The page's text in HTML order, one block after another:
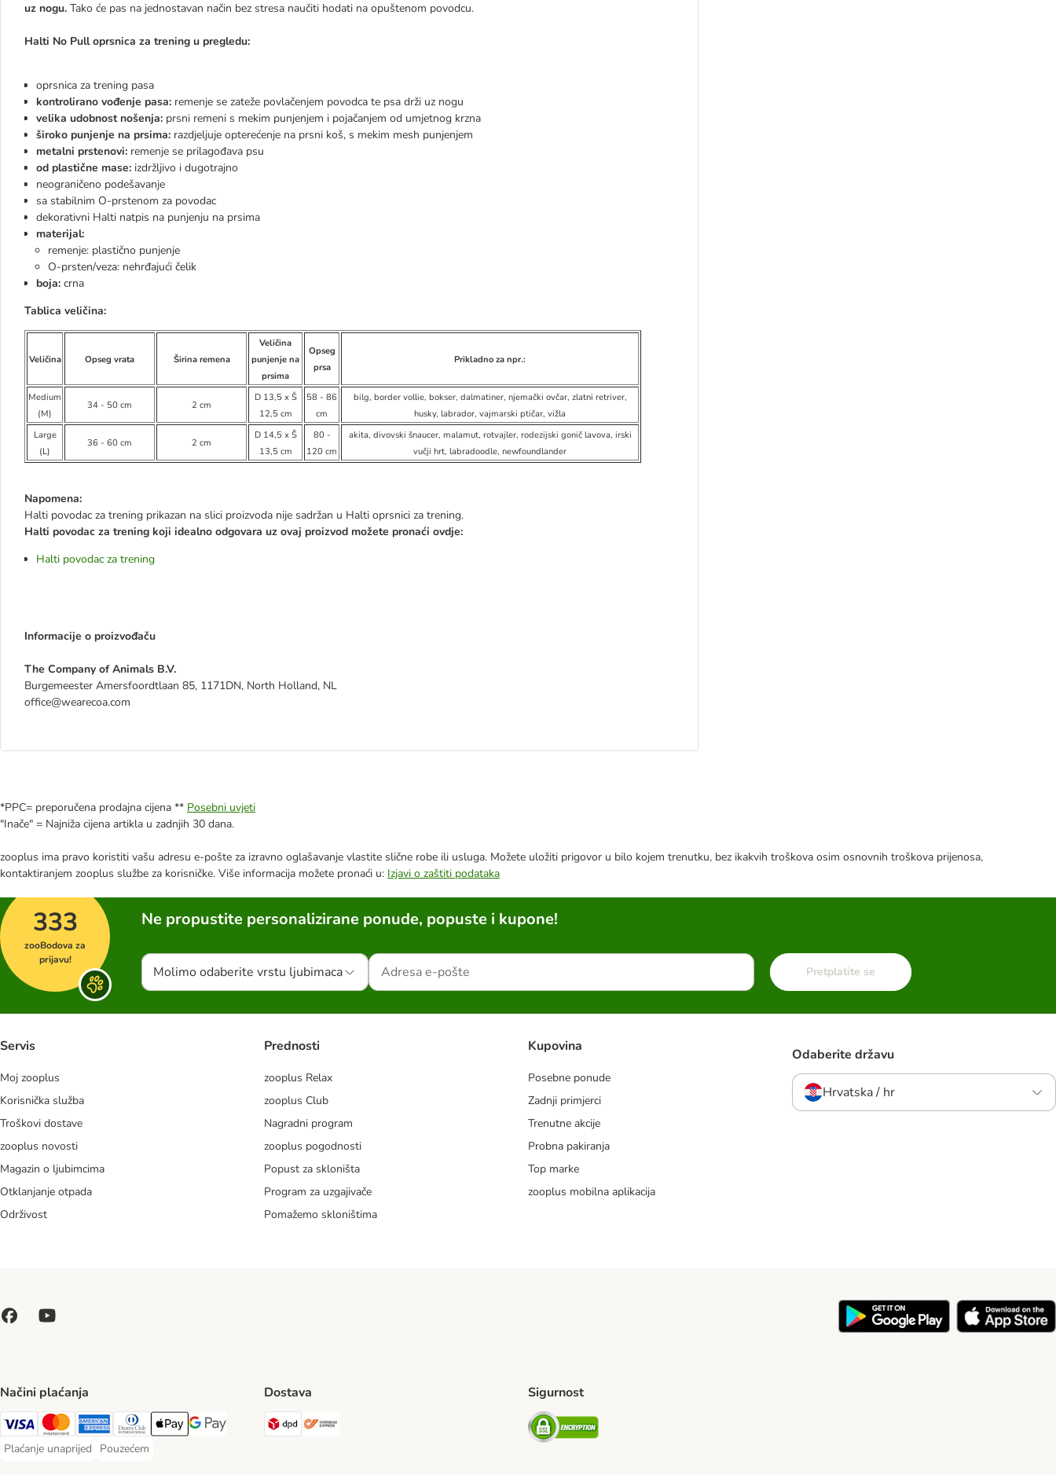
uz nogu. Tako će pas na jednostavan način bez stresa naučiti hodati na opuštenom povodcu.
Halti No Pull oprsnica za trening u pregledu:
oprsnica za trening pasa
kontrolirano vođenje pasa: remenje se zateže povlačenjem povodca te psa drži uz nogu
velika udobnost nošenja: prsni remeni s mekim punjenjem i pojačanjem od umjetnog krzna
široko punjenje na prsima: razdjeljuje opterećenje na prsni koš, s mekim mesh punjenjem
metalni prstenovi: remenje se prilagođava psu
od plastične mase: izdržljivo i dugotrajno
neograničeno podešavanje
sa stabilnim O-prstenom za povodac
dekorativni Halti natpis na punjenju na prsima
materijal:
remenje: plastično punjenje
O-prsten/veza: nehrđajući čelik
boja: crna
Tablica veličina:
Veličina Opseg vrata Širina remena
Veličina
punjenje na
prsima
Opseg
prsa
Prikladno za npr.:
Medium
(M)
34 - 50 cm 2 cm
D 13,5 x Š
12,5 cm
58 - 86
cm
bilg, border vollie, bokser, dalmatiner, njemački ovčar, zlatni retriver,
husky, labrador, vajmarski ptičar, vižla
Large
(L)
36 - 60 cm 2 cm
D 14,5 x Š
13,5 cm
80 -
120 cm
akita, divovski šnaucer, malamut, rotvajler, rodezijski gonič lavova, irski
vučji hrt, labradoodle, newfoundlander
Napomena:
Halti povodac za trening prikazan na slici proizvoda nije sadržan u Halti oprsnici za trening.
Halti povodac za trening koji idealno odgovara uz ovaj proizvod možete pronaći ovdje:
Halti povodac za trening
Informacije o proizvođaču
The Company of Animals B.V.
Burgemeester Amersfoordtlaan 85, 1171DN, North Holland, NL
office@wearecoa.com
*PPC= preporučena prodajna cijena ** Posebni uvjeti
"Inače" = Najniža cijena artikla u zadnjih 30 dana.
zooplus ima pravo koristiti vašu adresu e-pošte za izravno oglašavanje vlastite slične robe ili usluga. Možete uložiti prigovor u bilo kojem trenutku, bez ikakvih troškova osim osnovnih troškova prijenosa,
kontaktiranjem zooplus službe za korisničke. Više informacija možete pronaći u: Izjavi o zaštiti podataka
333
zooBodova za
prijavu!
Ne propustite personalizirane ponude, popuste i kupone!
Molimo odaberite vrstu ljubimaca Pretplatite se
Servis
Moj zooplus
Korisnička služba
Troškovi dostave
zooplus novosti
Magazin o ljubimcima
Otklanjanje otpada
Održivost
Prednosti
zooplus Relax
zooplus Club
Nagradni program
zooplus pogodnosti
Popust za skloništa
Program za uzgajivače
Pomažemo skloništima
Kupovina
Posebne ponude
Zadnji primjerci
Trenutne akcije
Probna pakiranja
Top marke
zooplus mobilna aplikacija
Odaberite državu
Hrvatska / hr
Načini plaćanja
Visa Payment Method
MasterCard Payment Method
American Express Payment Method
Diners Club Payment Method
Payment MethodGoogle pay Payment Method
Plaćanje unaprijed
Plaćanje unaprijed Payment Method
Pouzećem
Pouzećem Payment Method
Dostava
DPD Shipping Method
Sigurnost
Security